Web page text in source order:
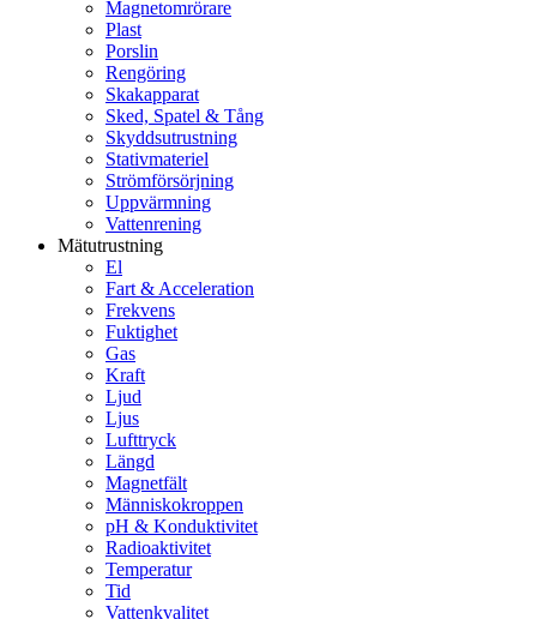
Magnetomrörare
Plast
Porslin
Rengöring
Skakapparat
Sked, Spatel & Tång
Skyddsutrustning
Stativmateriel
Strömförsörjning
Uppvärmning
Vattenrening
Mätutrustning
El
Fart & Acceleration
Frekvens
Fuktighet
Gas
Kraft
Ljud
Ljus
Lufttryck
Längd
Magnetfält
Människokroppen
pH & Konduktivitet
Radioaktivitet
Temperatur
Tid
Vattenkvalitet